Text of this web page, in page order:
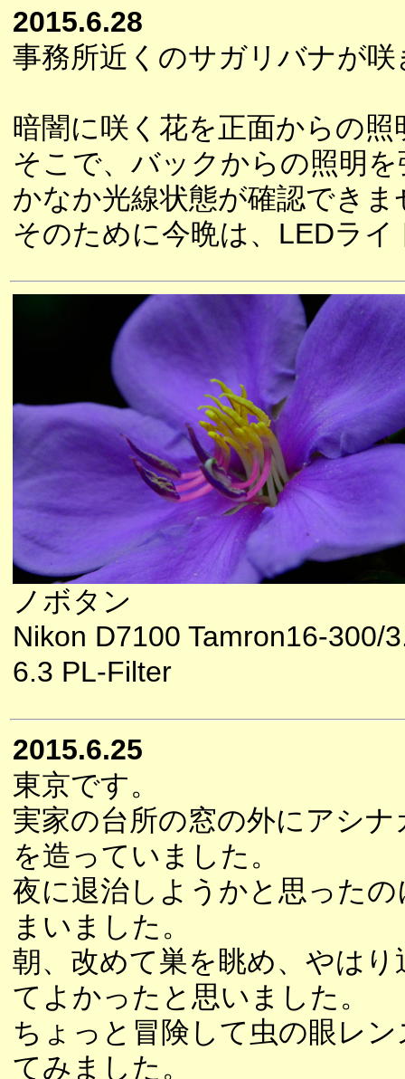
2015.6.28
事務所近くのサガリバナが
暗闇に咲く花を正面からの
そこで、バックからの照明
かなか光線状態が確認できま
そのために今晩は、LEDラ
ノボタン
Nikon D7100 Tamron16-300/
6.3 PL-Filter
2015.6.25
東京です。
実家の台所の窓の外にアシ
を造っていました。
夜に退治しようかと思った
まいました。
朝、改めて巣を眺め、やはり
てよかったと思いました。
ちょっと冒険して虫の眼レ
てみました。